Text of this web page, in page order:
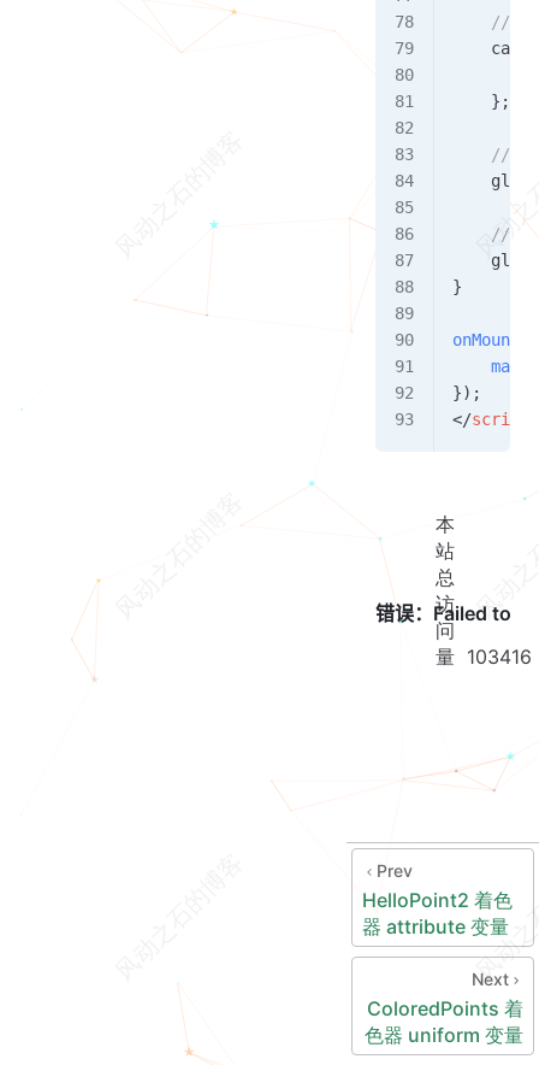
//
    };
//
    gl
//
    gl
}
onMounted
    main
});
</script
本
站
总
访
问
量 103416
Prev
HelloPoint2 着色
器 attribute 变量
Next
ColoredPoints 着
色器 uniform 变量